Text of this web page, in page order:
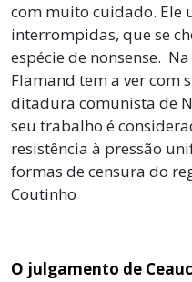
com muito cuidado. Ele
interrompidas, que se
espécie de nonsense.
Flamand tem a ver com
ditadura comunista de
seu trabalho é
resistência à pressão
formas de censura do
Coutinho
O julgamento de